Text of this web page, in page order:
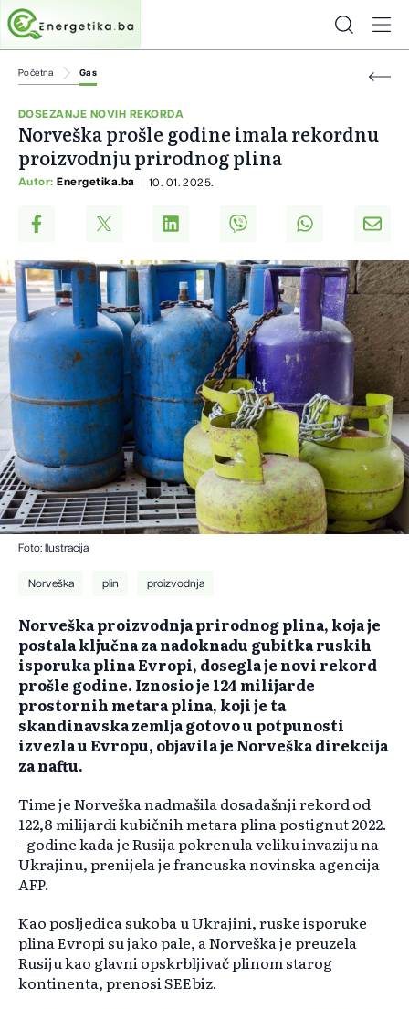
Početna Gas
DOSEZANJE NOVIH REKORDA
Norveška prošle godine imala rekordnu
proizvodnju prirodnog plina
Autor: Energetika.ba 10. 01. 2025.
Foto: Ilustracija
Norveška plin proizvodnja
Norveška proizvodnja prirodnog plina, koja je
postala ključna za nadoknadu gubitka ruskih
isporuka plina Evropi, dosegla je novi rekord
prošle godine. Iznosio je 124 milijarde
prostornih metara plina, koji je ta
skandinavska zemlja gotovo u potpunosti
izvezla u Evropu, objavila je Norveška direkcija
za naftu.
Time je Norveška nadmašila dosadašnji rekord od
122,8 milijardi kubičnih metara plina postignut 2022.
- godine kada je Rusija pokrenula veliku invaziju na
Ukrajinu, prenijela je francuska novinska agencija
AFP.
Kao posljedica sukoba u Ukrajini, ruske isporuke
plina Evropi su jako pale, a Norveška je preuzela
Rusiju kao glavni opskrbljivač plinom starog
kontinenta, prenosi SEEbiz.